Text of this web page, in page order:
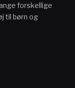
forskellige
til børn og